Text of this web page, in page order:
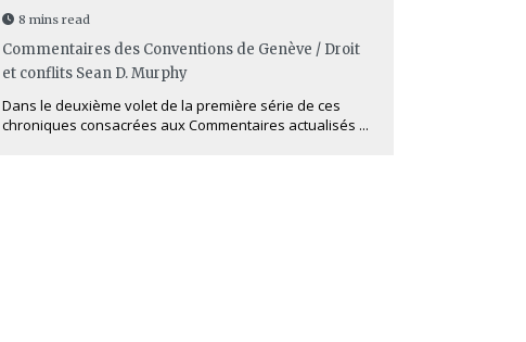
8 mins read
Commentaires des Conventions de Genève / Droit
et conflits Sean D. Murphy
Dans le deuxième volet de la première série de ces
chroniques consacrées aux Commentaires actualisés ...